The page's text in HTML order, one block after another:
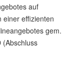
auf
einer effizienten
gem.
(Abschluss